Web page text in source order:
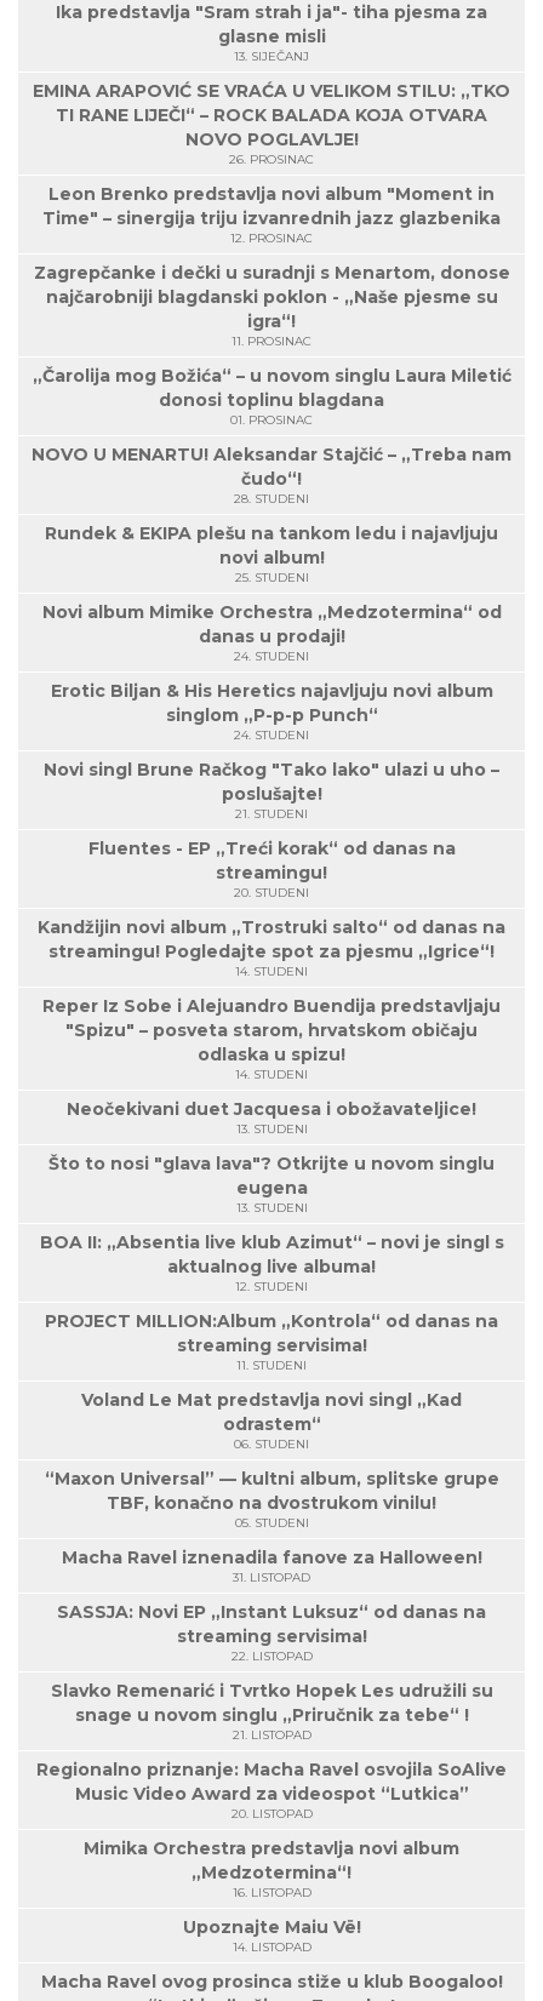
Ika predstavlja "Sram strah i ja"- tiha pjesma za
glasne misli
13. SIJEČANJ
EMINA ARAPOVIĆ SE VRAĆA U VELIKOM STILU: „TKO
TI RANE LIJEČI“ – ROCK BALADA KOJA OTVARA
NOVO POGLAVLJE!
26. PROSINAC
Leon Brenko predstavlja novi album "Moment in
Time" – sinergija triju izvanrednih jazz glazbenika
12. PROSINAC
Zagrepčanke i dečki u suradnji s Menartom, donose
najčarobniji blagdanski poklon - „Naše pjesme su
igra“!
11. PROSINAC
„Čarolija mog Božića“ – u novom singlu Laura Miletić
donosi toplinu blagdana
01. PROSINAC
NOVO U MENARTU! Aleksandar Stajčić – „Treba nam
čudo“!
28. STUDENI
Rundek & EKIPA plešu na tankom ledu i najavljuju
novi album!
25. STUDENI
Novi album Mimike Orchestra „Medzotermina“ od
danas u prodaji!
24. STUDENI
Erotic Biljan & His Heretics najavljuju novi album
singlom „P-p-p Punch“
24. STUDENI
Novi singl Brune Račkog "Tako lako" ulazi u uho –
poslušajte!
21. STUDENI
Fluentes - EP „Treći korak“ od danas na
streamingu!
20. STUDENI
Kandžijin novi album „Trostruki salto“ od danas na
streamingu! Pogledajte spot za pjesmu „Igrice“!
14. STUDENI
Reper Iz Sobe i Alejuandro Buendija predstavljaju
"Spizu" – posveta starom, hrvatskom običaju
odlaska u spizu!
14. STUDENI
Neočekivani duet Jacquesa i obožavateljice!
13. STUDENI
Što to nosi "glava lava"? Otkrijte u novom singlu
eugena
13. STUDENI
BOA II: „Absentia live klub Azimut“ – novi je singl s
aktualnog live albuma!
12. STUDENI
PROJECT MILLION:Album „Kontrola“ od danas na
streaming servisima!
11. STUDENI
Voland Le Mat predstavlja novi singl „Kad
odrastem“
06. STUDENI
“Maxon Universal” — kultni album, splitske grupe
TBF, konačno na dvostrukom vinilu!
05. STUDENI
Macha Ravel iznenadila fanove za Halloween!
31. LISTOPAD
SASSJA: Novi EP „Instant Luksuz“ od danas na
streaming servisima!
22. LISTOPAD
Slavko Remenarić i Tvrtko Hopek Les udružili su
snage u novom singlu „Priručnik za tebe“ !
21. LISTOPAD
Regionalno priznanje: Macha Ravel osvojila SoAlive
Music Video Award za videospot “Lutkica”
20. LISTOPAD
Mimika Orchestra predstavlja novi album
„Medzotermina“!
16. LISTOPAD
Upoznajte Maiu Vë!
14. LISTOPAD
Macha Ravel ovog prosinca stiže u klub Boogaloo!